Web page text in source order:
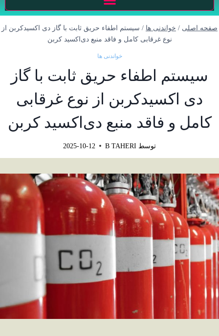
صفحه اصلی / خواندنی ها / سیستم اطفاء حریق ثابت با گاز دی اکسیدکربن از
نوع غرقابی کامل و فاقد منبع دی‌اکسید کربن
خواندنی ها
سیستم اطفاء حریق ثابت با گاز
دی اکسیدکربن از نوع غرقابی
کامل و فاقد منبع دی‌اکسید کربن
توسط B TAHERI
2025-10-12